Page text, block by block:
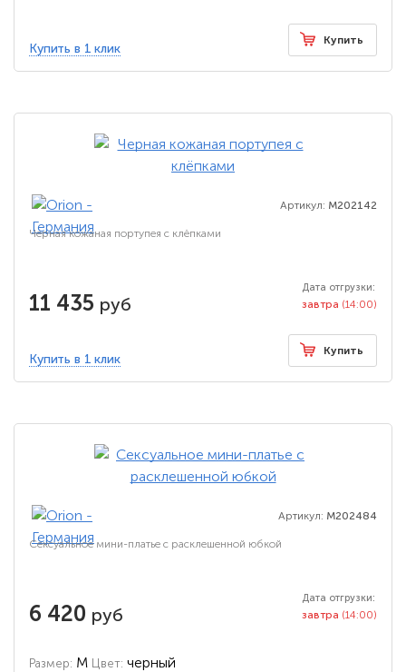
Купить в 1 клик
Купить
Артикул: M202142
Черная кожаная портупея с клёпками
11 435 руб
Дата отгрузки:
завтра (14:00)
Купить в 1 клик
Купить
Артикул: M202484
Сексуальное мини-платье с расклешенной юбкой
6 420 руб
Дата отгрузки:
завтра (14:00)
Размер: M Цвет: черный